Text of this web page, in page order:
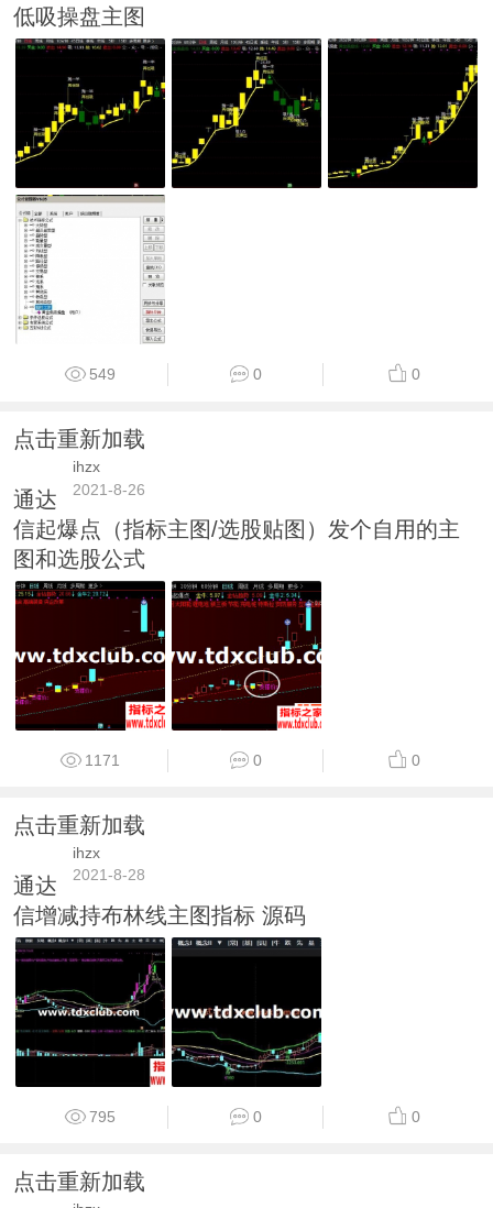
低吸操盘主图
549 0 0
点击重新加载
ihzx
2021-8-26
通达
信起爆点（指标主图/选股贴图）发个自用的主
图和选股公式
1171 0 0
点击重新加载
ihzx
2021-8-28
通达
信增减持布林线主图指标 源码
795 0 0
点击重新加载